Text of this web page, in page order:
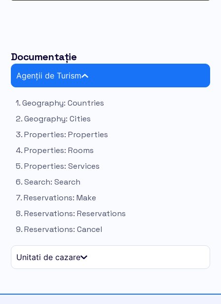
Documentație
Agenții de Turism
1. Geography: Countries
2. Geography: Cities
3. Properties: Properties
4. Properties: Rooms
5. Properties: Services
6. Search: Search
7. Reservations: Make
8. Reservations: Reservations
9. Reservations: Cancel
Unitati de cazare